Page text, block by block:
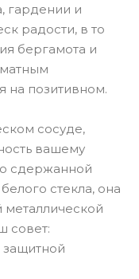
гардении и
радости, в то
бергамота и
на позитивном.
сосуде,
вашему
сдержанной
стекла, она
металлической
совет:
защитной